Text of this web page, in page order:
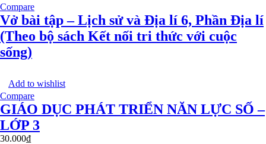
Compare
Vở bài tập – Lịch sử và Địa lí 6, Phần Địa lí
(Theo bộ sách Kết nối tri thức với cuộc
sống)
Add to wishlist
Compare
GIÁO DỤC PHÁT TRIỂN NĂN LỰC SỐ –
LỚP 3
30.000₫